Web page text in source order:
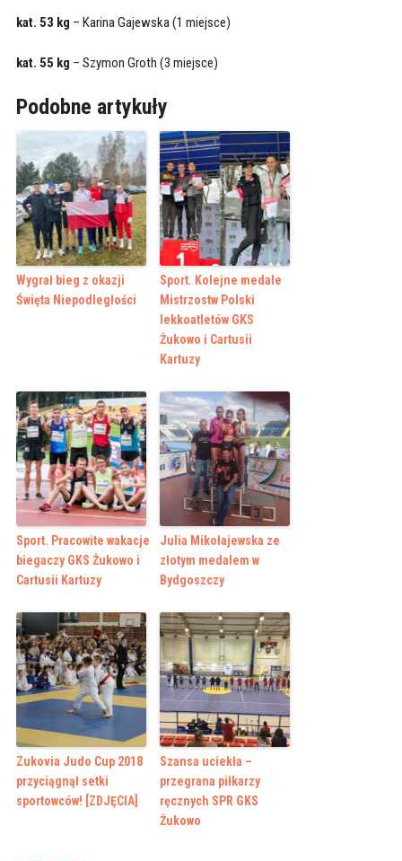
kat. 53 kg – Karina Gajewska (1 miejsce)
kat. 55 kg – Szymon Groth (3 miejsce)
Podobne artykuły
Wygrał bieg z okazji
Święta Niepodległości
Sport. Kolejne medale
Mistrzostw Polski
lekkoatletów GKS
Żukowo i Cartusii
Kartuzy
Sport. Pracowite wakacje
biegaczy GKS Żukowo i
Cartusii Kartuzy
Julia Mikołajewska ze
złotym medalem w
Bydgoszczy
Zukovia Judo Cup 2018
przyciągnął setki
sportowców! [ZDJĘCIA]
Szansa uciekła –
przegrana piłkarzy
ręcznych SPR GKS
Żukowo